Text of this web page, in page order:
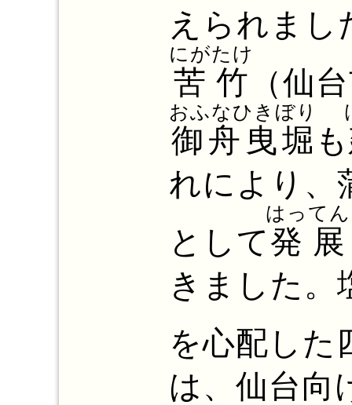
えられまし
苦竹
にがたけ
（仙
御舟曳堀
おふなひきぼり
も
れにより、
として発展
はってん
きました。
を心配した
は、仙台向